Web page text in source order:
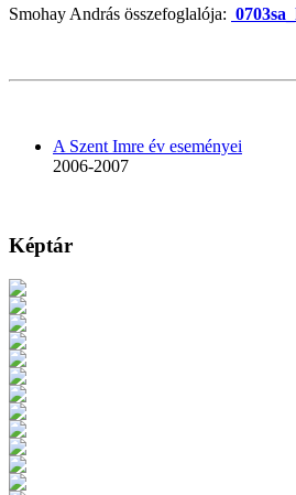
Smohay András összefoglalója:
A Szent Imre év eseményei
2006-2007
Képtár